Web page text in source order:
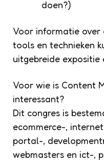
doen?)
Voor informatie over
tools en technieken
uitgebreide expositie
Voor wie is Content
interessant?
Dit congres is
ecommerce-,
portal-,
webmasters en ict-,